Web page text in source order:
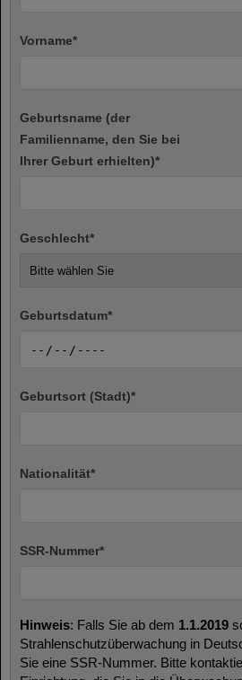
Vorname*
Geburtsname (der
Familienname, den Sie bei
Ihrer Geburt erhielten)*
Geschlecht*
Geburtsdatum*
Geburtsort (Stadt)*
Nationalität*
SSR-Nummer*
Hinweis: Falls Sie ab dem 1.1.2019
Strahlenschutzüberwachung in
Sie eine SSR-Nummer. Bitte